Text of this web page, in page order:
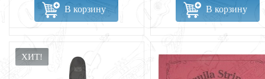
В корзину В корзину
ХИТ!